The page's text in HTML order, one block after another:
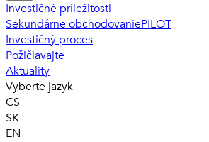
Investičné príležitosti
Sekundárne obchodovaniePILOT
Investičný proces
Požičiavajte
Aktuality
Vyberte jazyk
CS
SK
EN